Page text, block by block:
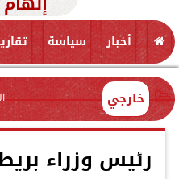
أخبار سياسة
خارجي
رئيس وزراء